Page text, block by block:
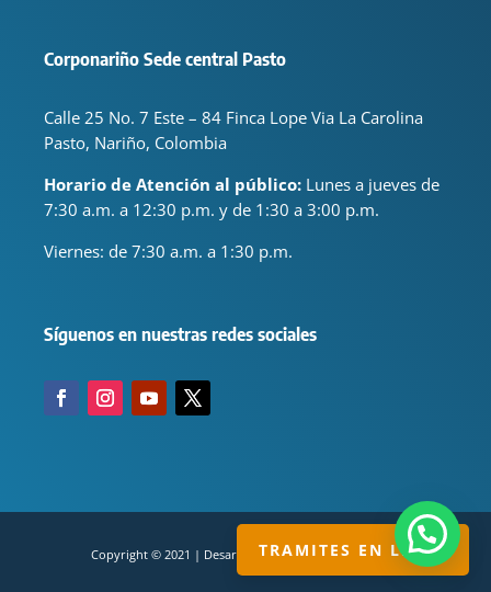
Corponariño Sede central Pasto
Calle 25 No. 7 Este – 84 Finca Lope Via La Carolina
Pasto, Nariño, Colombia
Horario de Atención al público: Lunes a jueves de
7:30 a.m. a 12:30 p.m. y de 1:30 a 3:00 p.m.
Viernes: de 7:30 a.m. a 1:30 p.m.
Síguenos en nuestras redes sociales
Copyright © 2021 | Desarrollado por servisual.com.co
TRAMITES EN LINEA